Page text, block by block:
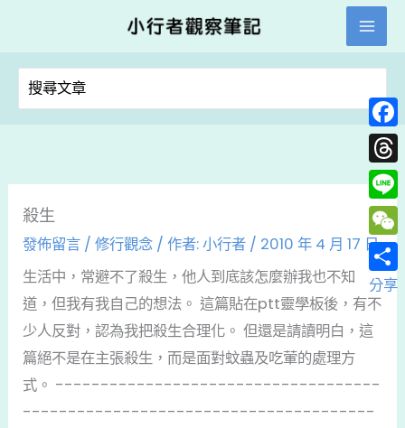
搜
殺生
發佈留言 /修行觀念 / 作者:小行者 / 2010 年 4 月 17 日
生活中，常避不了殺生，他人到底該怎麼辦我也不知
道，但我有我自己的想法。 這篇貼在ptt靈學板後，有不
少人反對，認為我把殺生合理化。 但還是請讀明白，這
篇絕不是在主張殺生，而是面對蚊蟲及吃葷的處理方
式。 ------------------------------------
---------------------------------------
Line
分享